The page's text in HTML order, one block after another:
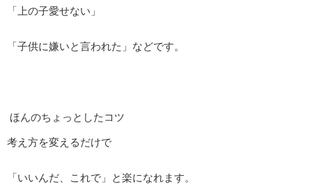
「上の子愛せない」
「子供に嫌いと言われた」などです。
ほんのちょっとしたコツ
考え方を変えるだけで
「いいんだ、これで」と楽になれます。